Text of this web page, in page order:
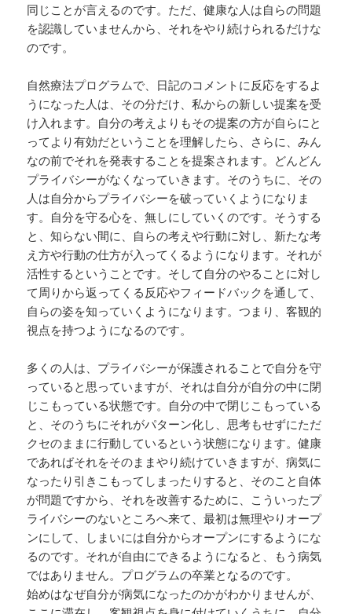
同じことが言えるのです。ただ、健康な人は自らの問題
を認識していませんから、それをやり続けられるだけな
のです。
自然療法プログラムで、日記のコメントに反応をするよ
うになった人は、その分だけ、私からの新しい提案を受
け入れます。自分の考えよりもその提案の方が自らにと
ってより有効だということを理解したら、さらに、みん
なの前でそれを発表することを提案されます。どんどん
プライバシーがなくなっていきます。そのうちに、その
人は自分からプライバシーを破っていくようになりま
す。自分を守る心を、無しにしていくのです。そうする
と、知らない間に、自らの考えや行動に対し、新たな考
え方や行動の仕方が入ってくるようになります。それが
活性するということです。そして自分のやることに対し
て周りから返ってくる反応やフィードバックを通して、
自らの姿を知っていくようになります。つまり、客観的
視点を持つようになるのです。
多くの人は、プライバシーが保護されることで自分を守
っていると思っていますが、それは自分が自分の中に閉
じこもっている状態です。自分の中で閉じこもっている
と、そのうちにそれがパターン化し、思考もせずにただ
クセのままに行動しているという状態になります。健康
であればそれをそのままやり続けていきますが、病気に
なったり引きこもってしまったりすると、そのこと自体
が問題ですから、それを改善するために、こういったプ
ライバシーのないところへ来て、最初は無理やりオープ
ンにして、しまいには自分からオープンにするようにな
るのです。それが自由にできるようになると、もう病気
ではありません。プログラムの卒業となるのです。
始めはなぜ自分が病気になったのかがわかりませんが、